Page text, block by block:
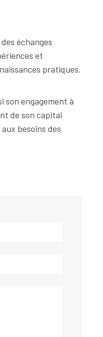
échanges
et
pratiques.
son engagement à
de son capital
besoins des